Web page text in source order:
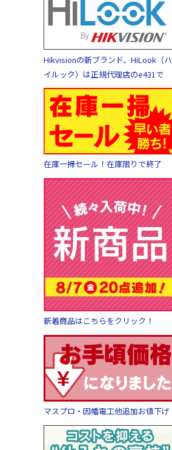
Hikvisionの新ブランド、HiLook（ハ
イルック）は正規代理店のe431で
在庫一掃セール！在庫限りで終了
新着商品はこちらをクリック！
マスプロ・因幡電工他追加お値下げ